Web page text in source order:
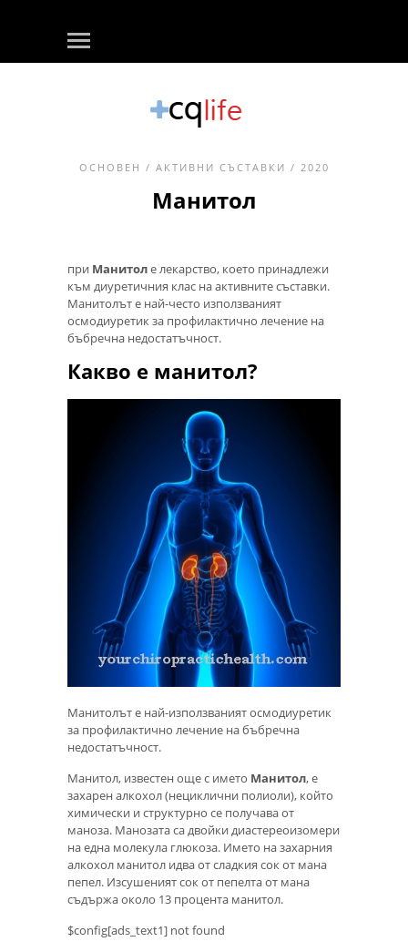
ОСНОВЕН / АКТИВНИ СЪСТАВКИ / 2020
Манитол
при Манитоле лекарство, което принадлежи
към диуретичния клас на активните съставки.
Манитолът е най-често използваният
осмодиуретик за профилактично лечение на
бъбречна недостатъчност.
Какво е манитол?
Манитолът е най-използваният осмодиуретик
за профилактично лечение на бъбречна
недостатъчност.
Манитол, известен още с името Манитол, е
захарен алкохол (нециклични полиоли), който
химически и структурно се получава от
маноза. Манозата са двойки диастереоизомери
на една молекула глюкоза. Името на захарния
алкохол манитол идва от сладкия сок от мана
пепел. Изсушеният сок от пепелта от мана
съдържа около 13 процента манитол.
$config[ads_text1] not found